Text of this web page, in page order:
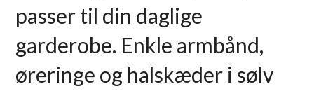
passer til din daglige
garderobe. Enkle armbånd,
øreringe og halskæder i sølv